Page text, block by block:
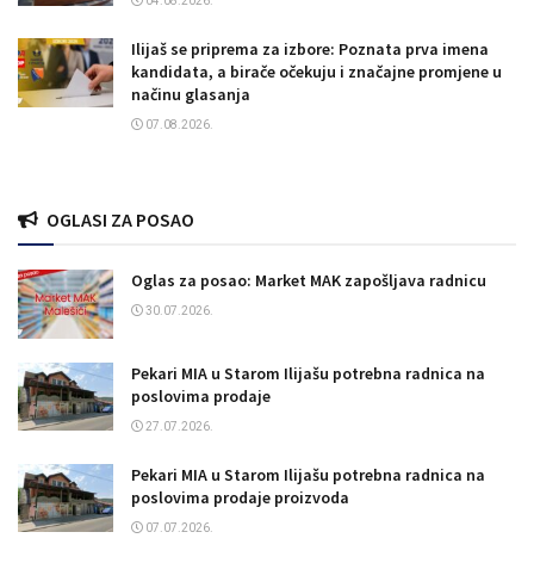
Ilijaš se priprema za izbore: Poznata prva imena
kandidata, a birače očekuju i značajne promjene u
načinu glasanja
07.08.2026.
OGLASI ZA POSAO
Oglas za posao: Market MAK zapošljava radnicu
30.07.2026.
Pekari MIA u Starom Ilijašu potrebna radnica na
poslovima prodaje
27.07.2026.
Pekari MIA u Starom Ilijašu potrebna radnica na
poslovima prodaje proizvoda
07.07.2026.